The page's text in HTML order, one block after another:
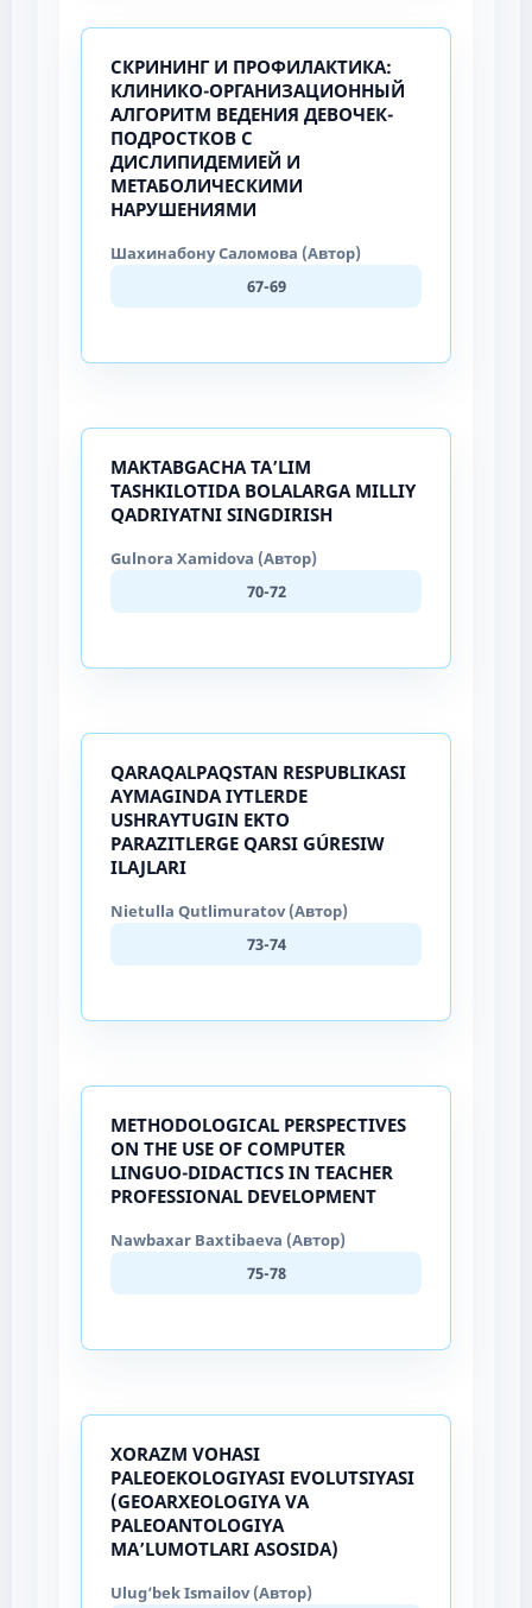
СКРИНИНГ И ПРОФИЛАКТИКА:
КЛИНИКО-ОРГАНИЗАЦИОННЫЙ
АЛГОРИТМ ВЕДЕНИЯ ДЕВОЧЕК-
ПОДРОСТКОВ С
ДИСЛИПИДЕМИЕЙ И
МЕТАБОЛИЧЕСКИМИ
НАРУШЕНИЯМИ
Шахинабону Саломова (Автор)
67-69
MAKTABGACHA TA’LIM
TASHKILOTIDA BOLALARGA MILLIY
QADRIYATNI SINGDIRISH
Gulnora Xamidova (Автор)
70-72
QARAQALPAQSTAN RESPUBLIKASI
AYMAGINDA IYTLERDE
USHRAYTUGIN EKTO
PARAZITLERGE QARSI GÚRESIW
ILAJLARI
Nietulla Qutlimuratov (Автор)
73-74
METHODOLOGICAL PERSPECTIVES
ON THE USE OF COMPUTER
LINGUO-DIDACTICS IN TEACHER
PROFESSIONAL DEVELOPMENT
Nawbaxar Baxtibaeva (Автор)
75-78
XORAZM VOHASI
PALEOEKOLOGIYASI EVOLUTSIYASI
(GEOARXEOLOGIYA VA
PALEOANTOLOGIYA
MA’LUMOTLARI ASOSIDA)
Ulug‘bek Ismailov (Автор)